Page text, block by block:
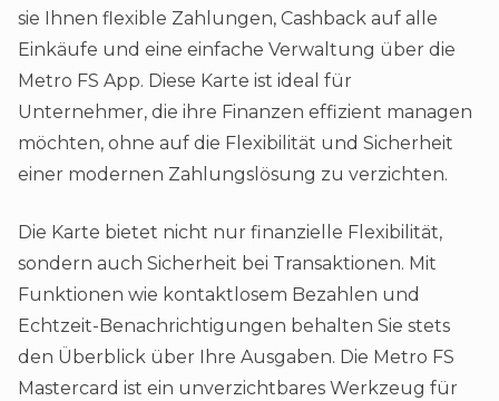
sie Ihnen flexible Zahlungen, Cashback auf alle
Einkäufe und eine einfache Verwaltung über die
Metro FS App. Diese Karte ist ideal für
Unternehmer, die ihre Finanzen effizient managen
möchten, ohne auf die Flexibilität und Sicherheit
einer modernen Zahlungslösung zu verzichten.
Die Karte bietet nicht nur finanzielle Flexibilität,
sondern auch Sicherheit bei Transaktionen. Mit
Funktionen wie kontaktlosem Bezahlen und
Echtzeit-Benachrichtigungen behalten Sie stets
den Überblick über Ihre Ausgaben. Die Metro FS
Mastercard ist ein unverzichtbares Werkzeug für